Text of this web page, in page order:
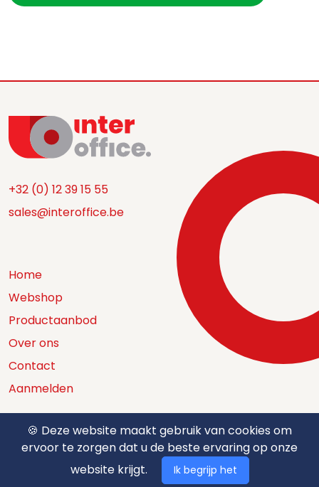
+32 (0) 12 39 15 55
sales@interoffice.be
Home
Webshop
Productaanbod
Over ons
Contact
Aanmelden
Catalogus
Nuttige documenten
🍪 Deze website maakt gebruik van cookies om
ervoor te zorgen dat u de beste ervaring op onze
website krijgt.
Ik begrijp het